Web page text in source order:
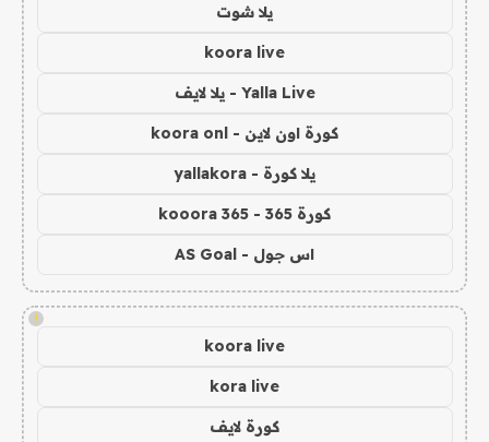
يلا شوت
koora live
Yalla Live - يلا لايف
كورة اون لاين - koora onl
يلا كورة - yallakora
كورة 365 - kooora 365
اس جول - AS Goal
!
koora live
kora live
كورة لايف